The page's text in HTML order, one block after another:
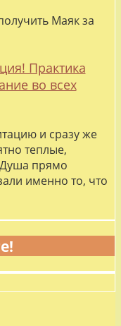
Маяк за
Практика
во всех
и сразу же
теплые,
прямо
именно то, что